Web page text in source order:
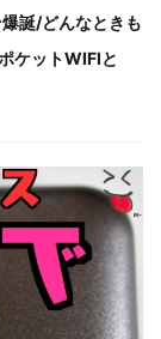
誕/どんなときも
ケットWIFIと